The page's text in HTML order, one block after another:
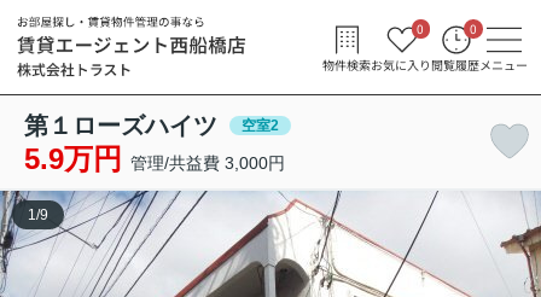
物件検索お気に入り
0
閲覧履歴
0
メニュー
第１ローズハイツ 空室2
5.9万円 管理/共益費 3,000円
1/9